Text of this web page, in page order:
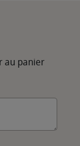
au panier